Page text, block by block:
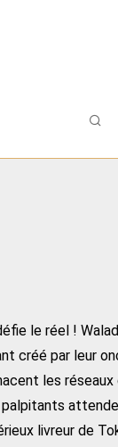
le réel !
créé par leur
les
livreur de